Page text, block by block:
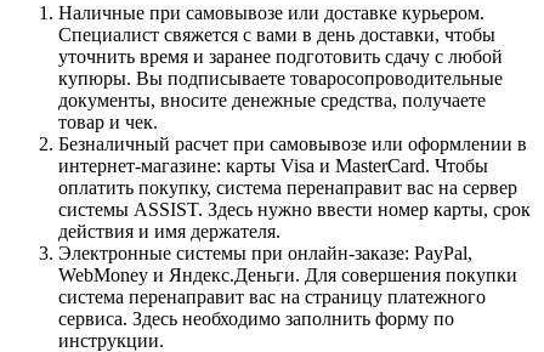
Наличные при самовывозе или доставке курьером.
Специалист свяжется с вами в день доставки, чтобы
уточнить время и заранее подготовить сдачу с любой
купюры. Вы подписываете товаросопроводительные
документы, вносите денежные средства, получаете
товар и чек.
Безналичный расчет при самовывозе или оформлении в
интернет-магазине: карты Visa и MasterCard. Чтобы
оплатить покупку, система перенаправит вас на сервер
системы ASSIST. Здесь нужно ввести номер карты, срок
действия и имя держателя.
Электронные системы при онлайн-заказе: PayPal,
WebMoney и Яндекс.Деньги. Для совершения покупки
система перенаправит вас на страницу платежного
сервиса. Здесь необходимо заполнить форму по
инструкции.